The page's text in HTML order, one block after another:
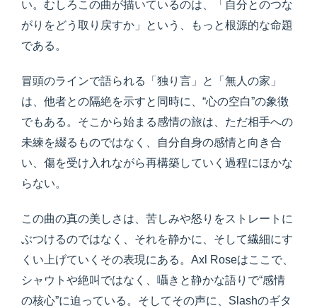
い。むしろこの曲が描いているのは、「自分とのつな
がりをどう取り戻すか」という、もっと根源的な命題
である。
冒頭のラインで語られる「独り言」と「無人の家」
は、他者との隔絶を示すと同時に、“心の空白”の象徴
でもある。そこから始まる感情の旅は、ただ相手への
未練を綴るものではなく、自分自身の感情と向き合
い、傷を受け入れながら再構築していく過程にほかな
らない。
この曲の真の美しさは、苦しみや怒りをストレートに
ぶつけるのではなく、それを静かに、そして繊細にす
くい上げていくその表現にある。Axl Roseはここで、
シャウトや絶叫ではなく、囁きと静かな語りで“感情
の核心”に迫っている。そしてその声に、Slashのギタ